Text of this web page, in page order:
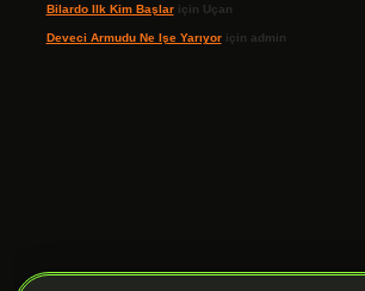
Bilardo Ilk Kim Başlariçin Uçan
Deveci Armudu Ne Işe Yarıyoriçin admin